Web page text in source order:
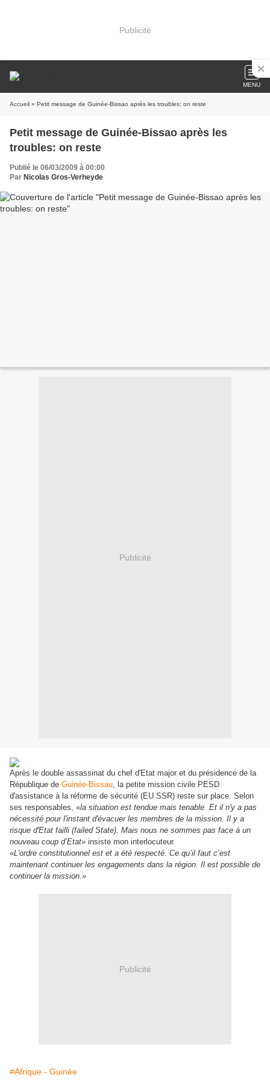
Publicité
MENU
Accueil » Petit message de Guinée-Bissao après les troubles: on reste
Petit message de Guinée-Bissao après les
troubles: on reste
Publié le 06/03/2009 à 00:00
Par Nicolas Gros-Verheyde
Publicité
Après le double assassinat du chef d'Etat major et du présidence de la
République de Guinée-Bissau, la petite mission civile PESD
d'assistance à la réforme de sécurité (EU SSR) reste sur place. Selon
ses responsables, «la situation est tendue mais tenable. Et il n'y a pas
nécessité pour l'instant d'évacuer les membres de la mission. Il y a
risque d'Etat failli (failed State). Mais nous ne sommes pas face à un
nouveau coup d’Etat» insiste mon interlocuteur.
«L'ordre constitutionnel est et a été respecté. Ce qu’il faut c’est
maintenant continuer les engagements dans la région. Il est possible de
continuer la mission.»
Publicité
#Afrique - Guinée